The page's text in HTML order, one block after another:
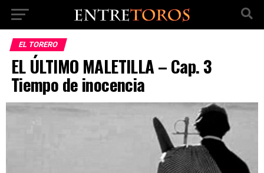
EL TORERO
EL ÚLTIMO MALETILLA – Cap. 3
Tiempo de inocencia